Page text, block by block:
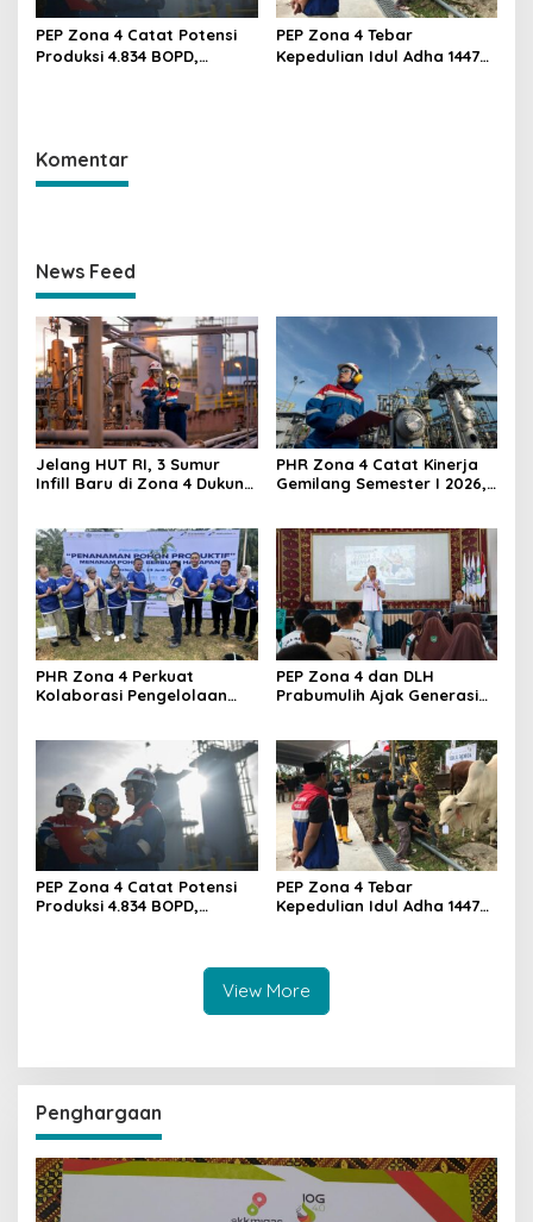
PEP Zona 4 Catat Potensi
Produksi 4.834 BOPD,
PEP Zona 4 Tebar
Kepedulian Idul Adha 1447
Komentar
News Feed
Jelang HUT RI, 3 Sumur
Infill Baru di Zona 4 Dukung
PHR Zona 4 Catat Kinerja
Gemilang Semester I 2026,
PHR Zona 4 Perkuat
Kolaborasi Pengelolaan
Pelestarian Lingkungan
PEP Zona 4 dan DLH
Prabumulih Ajak Generasi
PEP Zona 4 Catat Potensi
Produksi 4.834 BOPD,
PEP Zona 4 Tebar
Kepedulian Idul Adha 1447
View More
Penghargaan